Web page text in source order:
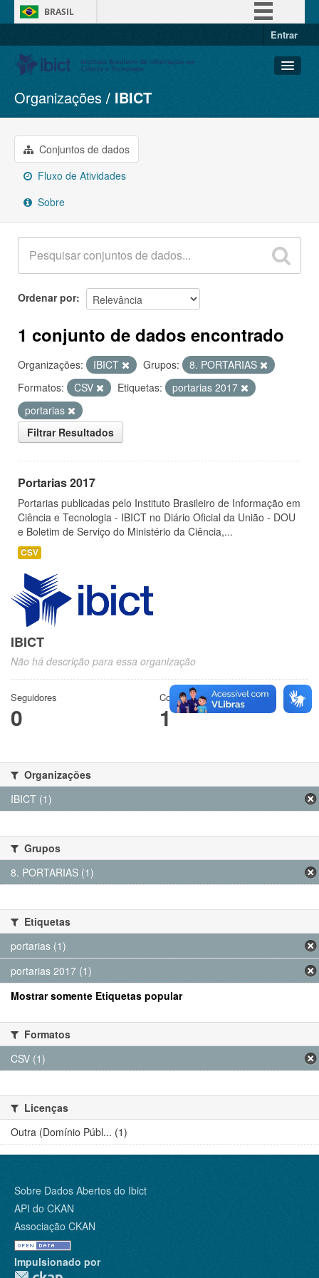
BRASIL
Entrar
Conjuntos de dados
Organizações
Grupos
Sobre
Organizações IBICT
Conjuntos de dados
Fluxo de Atividades
Sobre
Ordenar por
1 conjunto de dados encontrado
Organizações: IBICT Grupos:
8. PORTARIAS
Formatos:
CSV Etiquetas:
portarias 2017
portarias
Filtrar Resultados
Portarias 2017
Portarias publicadas pelo Instituto Brasileiro de Informação em
Ciência e Tecnologia - IBICT no Diário Oficial da União - DOU
e Boletim de Serviço do Ministério da Ciência,...
CSV
IBICT
Não há descrição para essa organização
Seguidores
0
Conjuntos de dados
1
Organizações
IBICT (1)
Grupos
8. PORTARIAS (1)
Etiquetas
portarias (1)
portarias 2017 (1)
Mostrar somente Etiquetas popular
Formatos
CSV (1)
Licenças
Outra (Domínio Públ... (1)
Sobre Dados Abertos do Ibict
API do CKAN
Associação CKAN
Impulsionado por